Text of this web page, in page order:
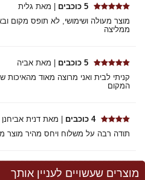
5 כוכבים | מאת גלית
מוצר מעולה ושימושי, לא תופס מקום
ממליצה
5 כוכבים | מאת אביה
קניתי לבית ואני מרוצה מאוד מהאיכות
המקום
4 כוכבים | מאת דנית אביחנן
תודה רבה על משלוח ויחס מהיר מוצר
מוצרים שעשויים לעניין אותך